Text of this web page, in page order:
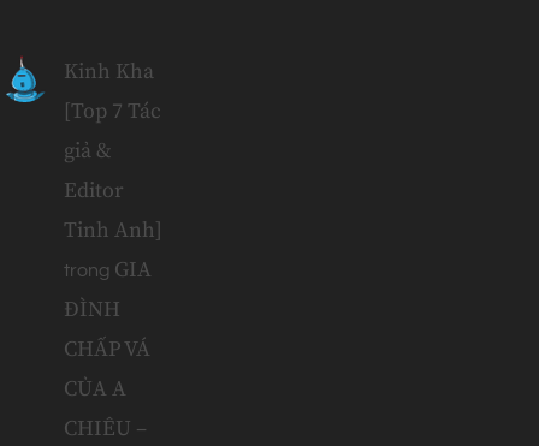
Kinh Kha
[Top 7 Tác
giả &
Editor
Tinh Anh]
trong GIA
ĐÌNH
CHẤP VÁ
CỦA A
CHIÊU –